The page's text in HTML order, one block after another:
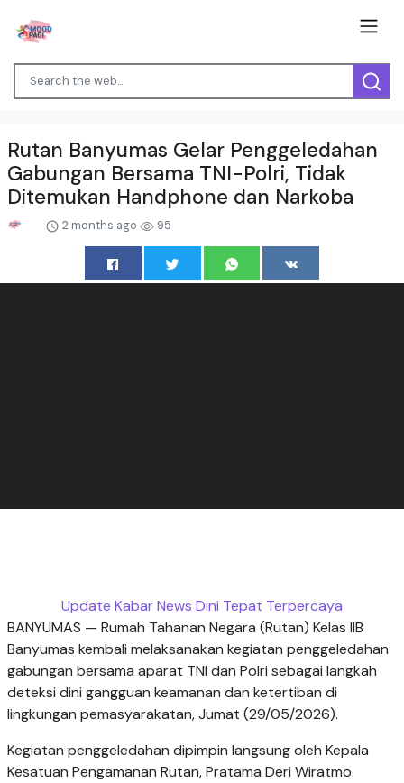
Rutan Banyumas Gelar Penggeledahan
Gabungan Bersama TNI-Polri, Tidak
Ditemukan Handphone dan Narkoba
2 months ago 95
Update Kabar News Dini Tepat Terpercaya
BANYUMAS — Rumah Tahanan Negara (Rutan) Kelas IIB
Banyumas kembali melaksanakan kegiatan penggeledahan
gabungan bersama aparat TNI dan Polri sebagai langkah
deteksi dini gangguan keamanan dan ketertiban di
lingkungan pemasyarakatan, Jumat (29/05/2026).
Kegiatan penggeledahan dipimpin langsung oleh Kepala
Kesatuan Pengamanan Rutan, Pratama Deri Wiratmo.